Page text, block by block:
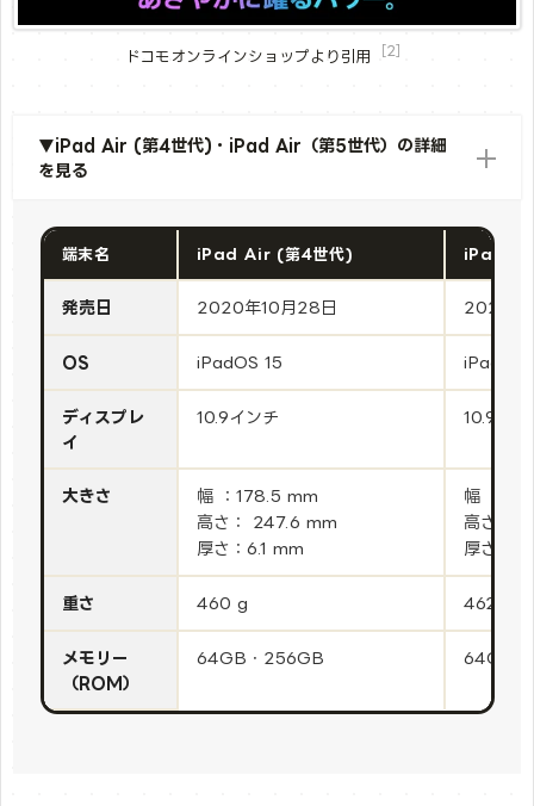
ドコモオンラインショップより引用 ［2］
▼iPad Air (第4世代)・iPad Air（第5世代）の詳細
を見る
端末名 iPad Air (第4世代) iPad
発売日 2020年10月28日 2022年
OS iPadOS 15 iPadOS
ディスプレ
イ
10.9インチ 10.9イン
大きさ
幅 ：178.5 mm
高さ： 247.6 mm
厚さ：6.1 mm
幅 ：
高さ：
厚さ：
重さ 460 g 462 g
メモリー
（ROM）
64GB・256GB 64GB